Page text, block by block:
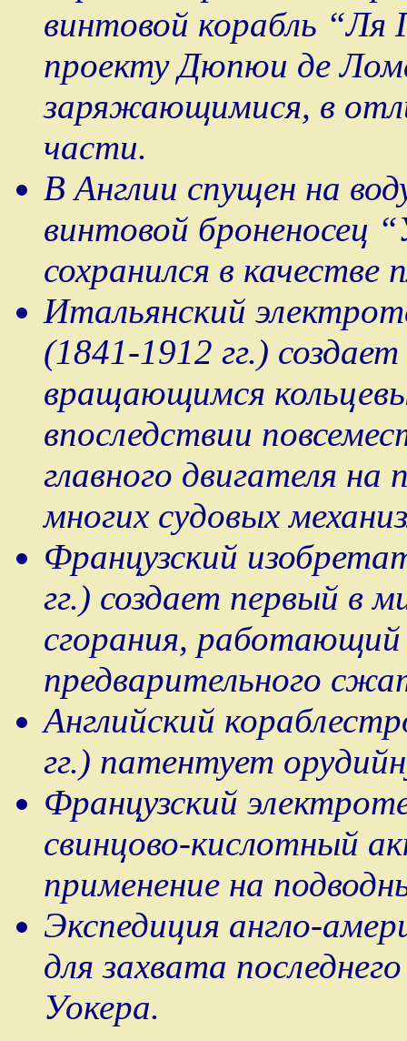
винтовой корабль “Ля
проекту Дюпюи де
заряжающимися, в
части.
В Англии спущен на
винтовой броненосец
сохранился в
Итальянский
(1841-1912 гг.)
вращающимся
впоследствии
главного двигателя на
многих судовых
Французский
гг.) создает первый в
сгорания, работающий
предварительного
Английский
гг.) патентует
Французский
свинцово-кислотный
применение на
Экспедиция англо-
для захвата
Уокера.